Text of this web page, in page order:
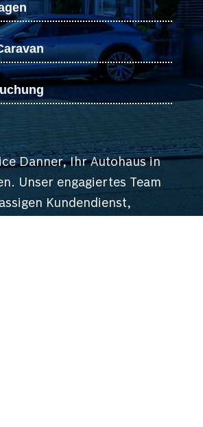
Danner, Ihr Autohaus in
Unser engagiertes Team
Kundendienst,